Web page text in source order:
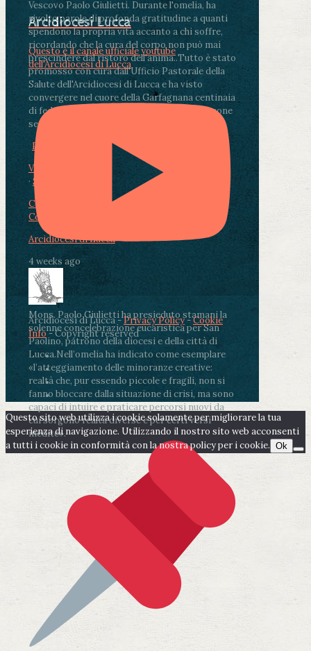
Vescovo Paolo Giulietti. Durante l'omelia, ha
rivolto parole di profonda gratitudine a quanti
spendono la propria vita accanto a chi soffre,
ricordando che la cura del corpo non può mai
prescindere dal ristoro dell'anima..Tutto è stato
promosso con cura dall'Ufficio Pastorale della
Salute dell'Arcidiocesi di Lucca e ha visto
convergere nel cuore della Garfagnana centinaia
di fedeli, operatori sanitari, volontari e persone
segnate dalla malattia.
Photo
View on Facebook
· Share
Condividi su Facebook
Condividi su LinkedIn
Arcidiocesi di Lucca
4 weeks ago
Mons. Paolo Giulietti ha presieduto stamani la
solenne concelebrazione eucaristica per San
Paolino, patrono della diocesi e della città di
Lucca.Nell’omelia ha indicato come esemplare
«l’atteggiamento delle minoranze creative:
realtà che, pur essendo piccole e fragili, non si
fanno bloccare dalla situazione di crisi, ma sono
capaci di intuire e praticare percorsi nuovi da
cui sorgono realtà diverse e per certi versi
inedite».
Arcidiocesi Lucca
Questo è il canale ufficiale youtube
dell'Arcidiocesi di Lucca
Arcidiocesi di Lucca -Privacy Policy-Cookie
Info- Copyright reserved
Questo sito web utilizza i cookie solamente per migliorare la tua
esperienza di navigazione. Utilizzando il nostro sito web acconsenti
a tutti i cookie in conformità con la nostra policy per i cookie. Ok